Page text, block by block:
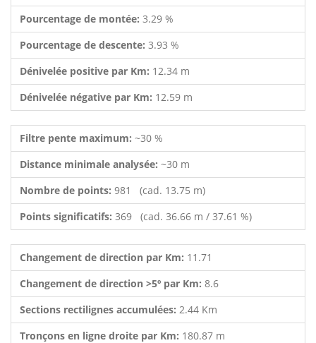
Pourcentage de montée: 3.29 %
Pourcentage de descente: 3.93 %
Dénivelée positive par Km: 12.34 m
Dénivelée négative par Km: 12.59 m
Filtre pente maximum: ~30 %
Distance minimale analysée: ~30 m
Nombre de points: 981 (cad. 13.75 m)
Points significatifs: 369 (cad. 36.66 m / 37.61 %)
Changement de direction par Km: 11.71
Changement de direction >5º par Km: 8.6
Sections rectilignes accumulées: 2.44 Km
Tronçons en ligne droite par Km: 180.87 m